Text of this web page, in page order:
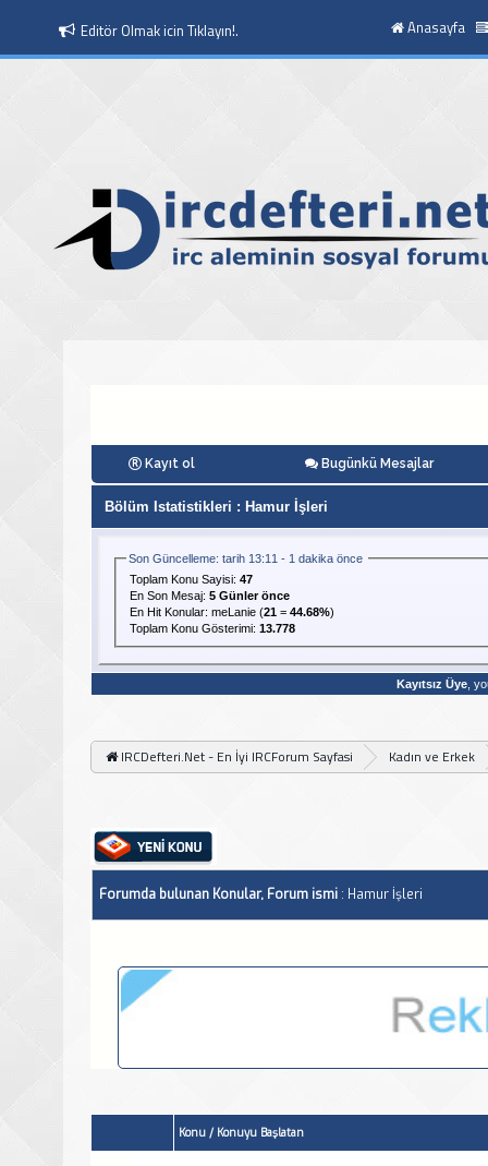
Moderatör Olmak icin Tıklayın!. Anasayfa
Kayıt ol Bugünkü Mesajlar
Bölüm Istatistikleri : Hamur İşleri
Son Güncelleme: tarih 13:11 - 1 dakika önce
Toplam Konu Sayisi: 47
En Son Mesaj: 5 Günler önce
En Hit Konular: meLanie (21 = 44.68%)
Toplam Konu Gösterimi: 13.778
Kayıtsız Üye,
IRCDefteri.Net - En İyi IRCForum Sayfasi Kadın ve Erkek
Forumda bulunan Konular, Forum ismi : Hamur İşleri
Konu / Konuyu Başlatan